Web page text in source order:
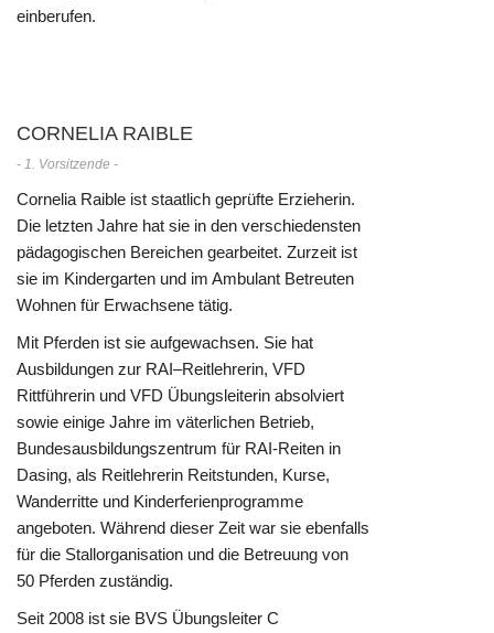
einberufen.
CORNELIA RAIBLE
- 1. Vorsitzende -
Cornelia Raible ist staatlich geprüfte Erzieherin.
Die letzten Jahre hat sie in den verschiedensten
pädagogischen Bereichen gearbeitet. Zurzeit ist
sie im Kindergarten und im Ambulant Betreuten
Wohnen für Erwachsene tätig.
Mit Pferden ist sie aufgewachsen. Sie hat
Ausbildungen zur RAI–Reitlehrerin, VFD
Rittführerin und VFD Übungsleiterin absolviert
sowie einige Jahre im väterlichen Betrieb,
Bundesausbildungszentrum für RAI-Reiten in
Dasing, als Reitlehrerin Reitstunden, Kurse,
Wanderritte und Kinderferienprogramme
angeboten. Während dieser Zeit war sie ebenfalls
für die Stallorganisation und die Betreuung von
50 Pferden zuständig.
Seit 2008 ist sie BVS Übungsleiter C